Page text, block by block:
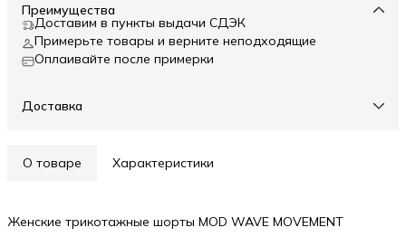
Преимущества
Доставим в пункты выдачи СДЭК
Примерьте товары и верните неподходящие
Оплаивайте после примерки
Доставка
О товаре Характеристики
Женские трикотажные шорты MOD WAVE MOVEMENT